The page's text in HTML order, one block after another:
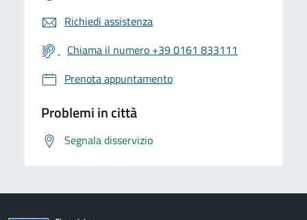
Richiedi assistenza
Chiama il numero +39 0161 833111
Prenota appuntamento
Problemi in città
Segnala disservizio